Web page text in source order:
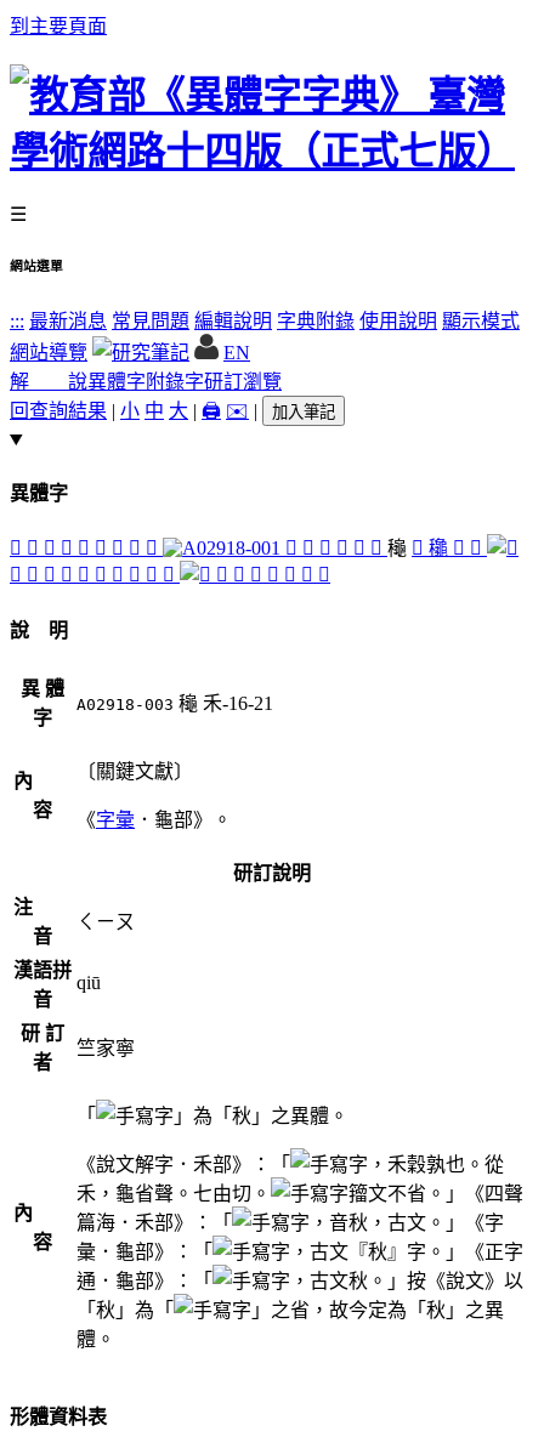
到主要頁面
☰
網站選單
::: 最新消息 常見問題 編輯說明 字典附錄 使用說明 顯示模式
網站導覽
EN
解 說異體字 附錄字研訂瀏覽
回查詢結果 | 小 中 大 | 🖨️ ✉️ | 加入筆記
異體字
󴈓 󴈏 󴈌 𤇫 󴈅 󴇼 󴇻 󴇽 󴇹 󴈕 󴈒 󴈁 𥣨 󴈑 󴈇 龝 󴈍 䆋 󴈄 󴈃
󴈀 𪛁 󴈉 󴈎 󴈈 󴈆 󴇸 󴈂 󴈔 󴈋 󴈊 󴇿 󴇾 󴇺 󴈐 󴇷 𪔁
說 明
異 體
字
A02918-003 龝 禾-16-21
內
容
〔關鍵文獻〕
《字彙 ．龜部》。
研訂說明
注
音
ㄑㄧㄡ
漢語拼
音
qiū
研 訂
者
竺家寧
內
容
「 」為「秋」之異體。
《說文解字．禾部》：「
，禾穀孰也。從
禾，龜省聲。七由切。
籀文不省。」《四聲
篇海．禾部》：「
，音秋，古文。」《字
彙．龜部》：「
，古文『秋』字。」《正字
通．龜部》：「
，古文秋。」按《說文》以
「秋」為「
」之省，故今定為「秋」之異
體。
形體資料表